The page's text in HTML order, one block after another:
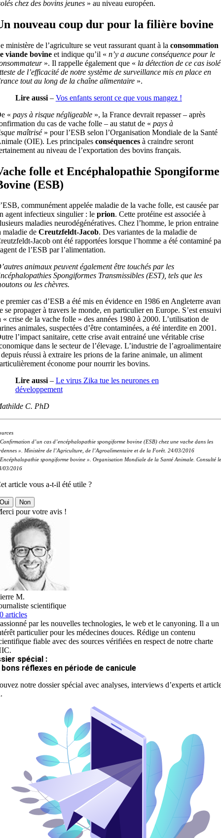
chez des bovins jeunes» au niveau européen.
nouveau coup dur pour la filière bovine
ministère de l’agriculture se veut rassurant quant à la consommation
viande bovineet indique qu’il « n’y a aucune conséquence pour le
». Il rappelle également que « la détection de ce cas isolé
de l’efficacité de notre système de surveillance mis en place en
tout au long de la chaîne alimentaire».
Lire aussi– Vos enfants seront ce que vous mangez !
« pays à risque négligeable», la France devrait repasser – après
du cas de vache folle – au statut de « pays à
maîtrisé» pour l’ESB selon l’Organisation Mondiale de la Santé
(OIE). Les principales conséquencesà craindre seront
au niveau de l’exportation des bovins français.
folle et Encéphalopathie Spongiforme
(ESB)
communément appelée maladie de la vache folle, est causée par
agent infectieux singulier : le prion. Cette protéine est associée à
maladies neurodégénératives. Chez l’homme, le prion entraine
maladie de Creutzfeldt-Jacob. Des variantes de la maladie de
Jacob ont été rapportées lorsque l’homme a été contaminé
de l’ESB par l’alimentation.
animaux peuvent également être touchés par les
Spongiformes Transmissibles (EST), tels que les
ou les chèvres.
premier cas d’ESB a été mis en évidence en 1986 en Angleterre
se propager à travers le monde, en particulier en Europe. S’est
« crise de la vache folle » des années 1980 à 2000. L’utilisation de
animales, suspectées d’être contaminées, a été interdite en 2001.
l’impact sanitaire, cette crise avait entrainé une véritable crise
dans le secteur de l’élevage. L’industrie de l’agroalimentaire
réussi à extraire les prions de la farine animale, un aliment
économe pour nourrir les bovins.
Lire aussi– Le virus Zika tue les neurones en
développement
C. PhD
d’un cas d’encéphalopathie spongiforme bovine (ESB) chez une vache dans les
». Ministère de l’Agriculture, de l’Agroalimentaire et de la Forêt. 24/03/2016
spongiforme bovine ». Organisation Mondiale de la Santé Animale. Consulté le
03/2016
article vous a-t-il été utile ?
Non
pour votre avis !
M.
scientifique
articles
par les nouvelles technologies, le web et le canyoning. Il a un
particulier pour les médecines douces. Rédige un contenu
fiable avec des sources vérifiées en respect de notre charte
spécial :
bons réflexes en période de canicule
notre dossier spécial avec analyses, interviews d’experts et